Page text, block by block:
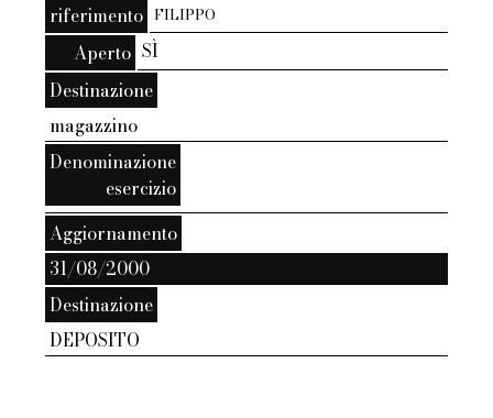
riferimento FILIPPO
Aperto SÌ
Destinazione
magazzino
Denominazione
esercizio
Aggiornamento
31/08/2000
Destinazione
DEPOSITO